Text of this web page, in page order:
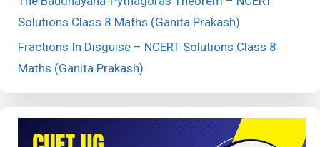
Solutions Class 8 Maths (Ganita Prakash)
Fractions In Disguise – NCERT Solutions Class 8
Maths (Ganita Prakash)